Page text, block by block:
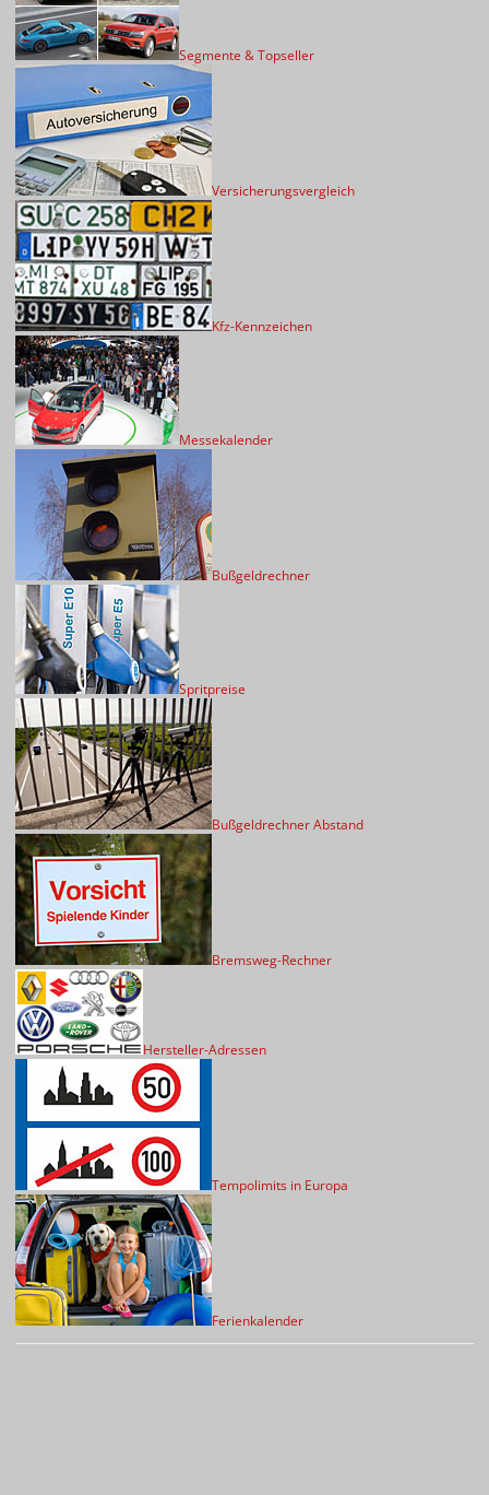
Segmente & Topseller
Versicherungsvergleich
Kfz-Kennzeichen
Messekalender
Bußgeldrechner
Spritpreise
Bußgeldrechner Abstand
Bremsweg-Rechner
Hersteller-Adressen
Tempolimits in Europa
Ferienkalender